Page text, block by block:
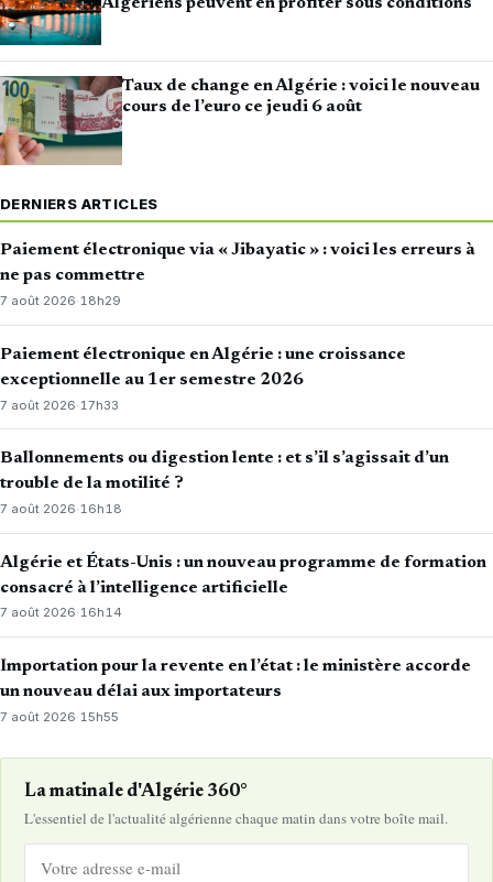
Taux de change en Algérie : voici le nouveau
cours de l’euro ce jeudi 6 août
DERNIERS ARTICLES
Paiement électronique via « Jibayatic » : voici les erreurs à
ne pas commettre
7 août 2026·18h29
Paiement électronique en Algérie : une croissance
exceptionnelle au 1er semestre 2026
7 août 2026· 17h33
Ballonnements ou digestion lente : et s’il s’agissait d’un
trouble de la motilité ?
7 août 2026·16h18
Algérie et États-Unis : un nouveau programme de formation
consacré à l’intelligence artificielle
7 août 2026·16h14
Importation pour la revente en l’état : le ministère accorde
un nouveau délai aux importateurs
7 août 2026· 15h55
La matinale d'Algérie 360°
L'essentiel de l'actualité algérienne chaque matin dans votre boîte mail.